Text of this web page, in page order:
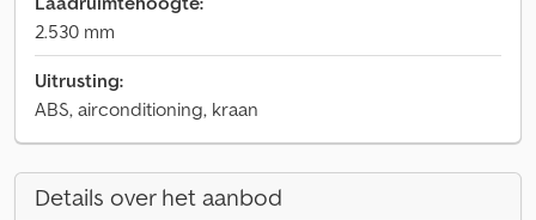
2.530 mm
Uitrusting:
ABS, airconditioning, kraan
Details over het aanbod